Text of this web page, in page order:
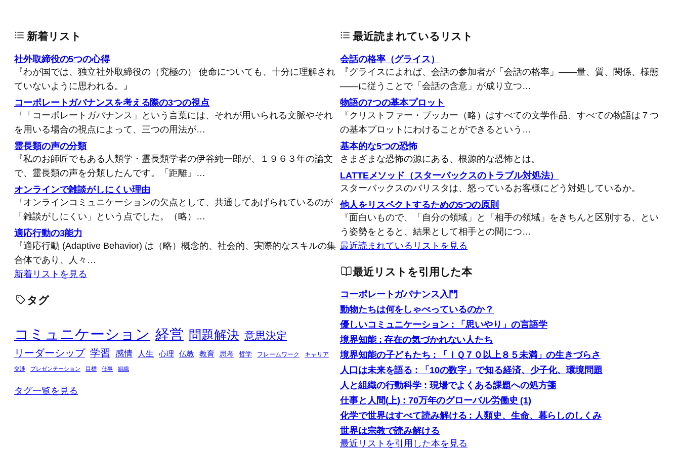
新着リスト
社外取締役の5つの心得
『わが国では、独立社外取締役の（究極の） 使命についても、十分に理解され
ていないように思われる。』
コーポレートガバナンスを考える際の3つの視点
『「コーポレートガバナンス」という言葉には、それが用いられる文脈やそれ
を用いる場合の視点によって、三つの用法が…
霊長類の声の分類
『私のお師匠でもある人類学・霊長類学者の伊谷純一郎が、１９６３年の論文
で、霊長類の声を分類したんです。「距離」…
オンラインで雑談がしにくい理由
『オンラインコミュニケーションの欠点として、共通してあげられているのが
「雑談がしにくい」という点でした。（略）…
適応行動の3能力
『適応行動 (Adaptive Behavior) は（略）概念的、社会的、実際的なスキルの集
合体であり、人々…
新着リストを見る
タグ
コミュニケーション 経営 問題解決 意思決定
リーダーシップ 学習 感情 人生 心理 仏教 教育 思考 哲学 フレームワーク キャリア
交渉 プレゼンテーション 目標 仕事 組織
タグ一覧を見る
最近読まれているリスト
会話の格率（グライス）
『グライスによれば、会話の参加者が「会話の格率」――量、質、関係、様態
――に従うことで「会話の含意」が成り立つ…
物語の7つの基本プロット
『クリストファー・ブッカー（略）はすべての文学作品、すべての物語は７つ
の基本プロットにわけることができるという…
基本的な5つの恐怖
さまざまな恐怖の源にある、根源的な恐怖とは。
LATTEメソッド（スターバックスのトラブル対処法）
スターバックスのバリスタは、怒っているお客様にどう対処しているか。
他人をリスペクトするための5つの原則
『面白いもので、「自分の領域」と「相手の領域」をきちんと区別する、とい
う姿勢をとると、結果として相手との間につ…
最近読まれているリストを見る
最近リストを引用した本
コーポレートガバナンス入門
動物たちは何をしゃべっているのか？
優しいコミュニケーション : 「思いやり」の言語学
境界知能 : 存在の気づかれない人たち
境界知能の子どもたち : 「ＩＱ７０以上８５未満」の生きづらさ
人口は未来を語る : 「10の数字」で知る経済、少子化、環境問題
人と組織の行動科学 : 現場でよくある課題への処方箋
仕事と人間(上) : 70万年のグローバル労働史 (1)
化学で世界はすべて読み解ける : 人類史、生命、暮らしのしくみ
世界は宗教で読み解ける
最近リストを引用した本を見る